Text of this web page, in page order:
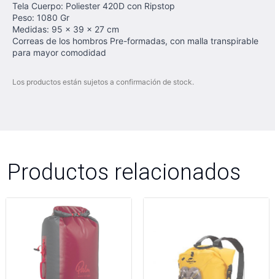
Tela Cuerpo: Poliester 420D con Ripstop
Peso: 1080 Gr
Medidas: 95 x 39 x 27 cm
Correas de los hombros Pre-formadas, con malla transpirable
para mayor comodidad
Los productos están sujetos a confirmación de stock.
Productos relacionados